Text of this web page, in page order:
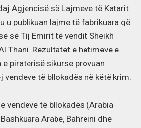
Agjencisë së Lajmeve të Katarit
u publikuan lajme të fabrikuara që
së Tij Emirit të vendit Sheikh
Thani. Rezultatet e hetimeve e
e piraterisë sikurse provuan
vendeve të bllokadës në këtë krim.
vendeve të bllokadës (Arabia
Arabe, Bahreini dhe